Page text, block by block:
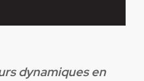
dynamiques en